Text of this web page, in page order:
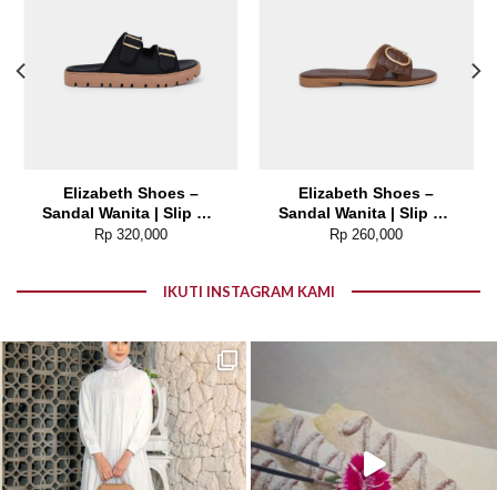
Elizabeth Shoes –
Sandal Wanita | Slip On
0468-0373
Rp320,000
Elizabeth Shoes –
Sandal Wanita | Slip On
0453-0404
Rp 260,000
IKUTI INSTAGRAM KAMI